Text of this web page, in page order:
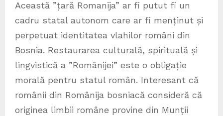
Această ”țară Romanija” ar fi putut fi un
cadru statal autonom care ar fi menținut și
perpetuat identitatea vlahilor români din
Bosnia. Restaurarea culturală, spirituală și
lingvistică a ”Românijei” este o obligație
morală pentru statul român. Interesant că
românii din Românija bosniacă consideră că
originea limbii române provine din Munții